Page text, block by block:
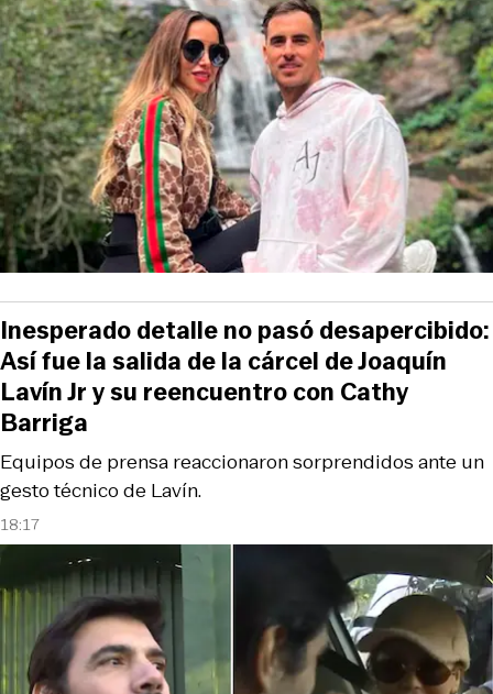
18:17
Equipos de prensa reaccionaron sorprendidos ante un
gesto técnico de Lavín.
Inesperado detalle no pasó desapercibido:
Así fue la salida de la cárcel de Joaquín
Lavín Jr y su reencuentro con Cathy
Barriga